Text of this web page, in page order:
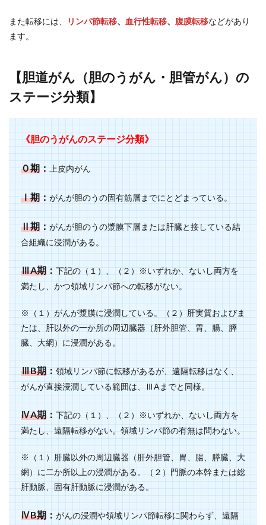
また転移には、 リンパ節転移、 血行性転移、 腹膜転移などがあり
ます。
【胆道がん（胆のうがん・胆管がん）の
ステージ分類】
《胆のうがんのステージ分類》
０期：上皮内がん
Ⅰ期：がんが胆のうの固有筋層までにとどまっている。
Ⅱ期：がんが胆のうの漿膜下層または肝臓と接している結
合組織に浸潤がある。
ⅢA期：下記の（１）、（２）※いずれか、ないし両方を
満たし、かつ領域リンパ節への転移がない。
※（１）がんが漿膜に浸潤している。（２）肝実質およびま
たは、肝以外の一か所の周辺臓器（肝外胆管、胃、腸、膵
臓、大網）に浸潤がある。
ⅢB期：領域リンパ節に転移があるが、遠隔転移はなく、
がんが直接浸潤している範囲は、ⅢAまでと同様。
ⅣA期：下記の（１）、（２）※いずれか、ないし両方を
満たし、遠隔転移がない。領域リンパ節の有無は問わない。
※（１）肝臓以外の周辺臓器（肝外胆管、胃、腸、膵臓、大
網）に二か所以上の浸潤がある。（２）門脈の本幹または総
肝動脈、固有肝動脈に浸潤がある。
ⅣB期：がんの浸潤や領域リンパ節転移に関わらず、遠隔